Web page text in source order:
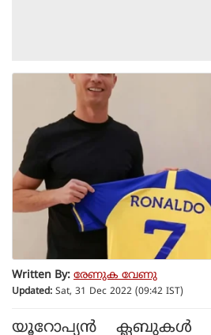
Written By: രേണുക വേണു
Updated: Sat, 31 Dec 2022 (09:42 IST)
യൂറോപ്യന്‍ ക്ലബുകള്‍